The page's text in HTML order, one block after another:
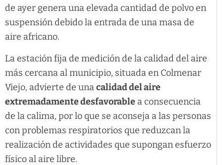
de ayer genera una elevada cantidad de polvo en
suspensión debido la entrada de una masa de
aire africano.
La estación fija de medición de la calidad del aire
más cercana al municipio, situada en Colmenar
Viejo, advierte de unacalidad del aire
extremadamente desfavorable a consecuencia
de la calima, por lo que se aconseja a las personas
con problemas respiratorios que reduzcan la
realización de actividades que supongan esfuerzo
físico al aire libre.